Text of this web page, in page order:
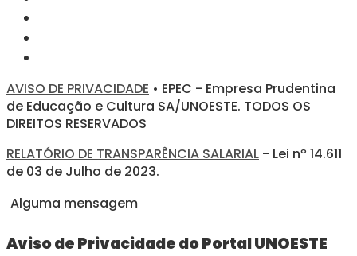
AVISO DE PRIVACIDADE • EPEC - Empresa Prudentina
de Educação e Cultura SA/UNOESTE. TODOS OS
DIREITOS RESERVADOS
RELATÓRIO DE TRANSPARÊNCIA SALARIAL - Lei nº 14.611
de 03 de Julho de 2023.
Alguma mensagem
Aviso de Privacidade do Portal UNOESTE